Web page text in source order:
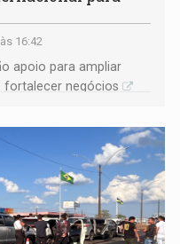
16:42
apoio para ampliar
fortalecer negócios